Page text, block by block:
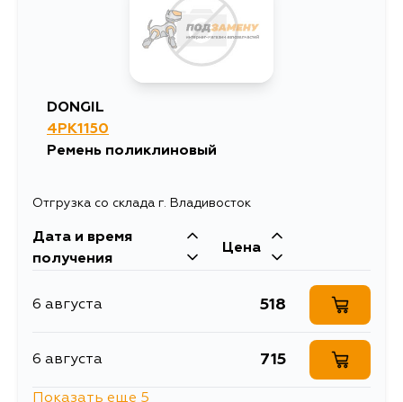
965
965
31 августа
DONGIL
4PK1150
Ремень поликлиновый
Отгрузка со склада г. Владивосток
Дата и время
получения
Цена
6 августа 518
6 августа 715
Показать еще 5